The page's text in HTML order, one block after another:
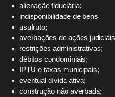
alienação fiduciária;
indisponibilidade de bens;
usufruto;
averbações de ações
restrições administrativas;
débitos condominiais;
IPTU e taxas municipais;
eventual dívida ativa;
construção não averbada;